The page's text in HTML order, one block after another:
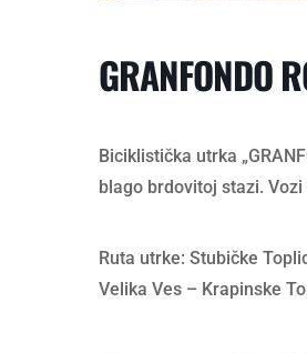
GRANFONDO
Biciklistička utrka
blago brdovitoj stazi.
Ruta utrke: Stubičke
Velika Ves – Krapinske